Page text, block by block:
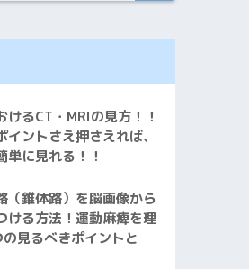
けるCT・MRIの見方！！
イントさえ押さえれば、
単に見れる！！
（錐体路）を脳画像から
ける方法！運動麻痺を理
見るべきポイントと